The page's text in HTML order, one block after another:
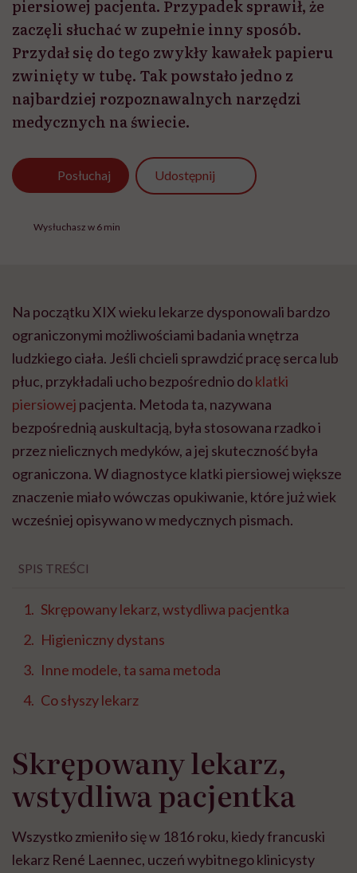
piersiowej pacjenta. Przypadek sprawił, że
zaczęli słuchać w zupełnie inny sposób.
Przydał się do tego zwykły kawałek papieru
zwinięty w tubę. Tak powstało jedno z
najbardziej rozpoznawalnych narzędzi
medycznych na świecie.
Posłuchaj Udostępnij
Wysłuchasz w 6 min
Na początku XIX wieku lekarze dysponowali bardzo
ograniczonymi możliwościami badania wnętrza
ludzkiego ciała. Jeśli chcieli sprawdzić pracę serca lub
płuc, przykładali ucho bezpośrednio doklatki
piersiowej pacjenta. Metoda ta, nazywana
bezpośrednią auskultacją, była stosowana rzadko i
przez nielicznych medyków, a jej skuteczność była
ograniczona. W diagnostyce klatki piersiowej większe
znaczenie miało wówczas opukiwanie, które już wiek
wcześniej opisywano w medycznych pismach.
SPIS TREŚCI
Skrępowany lekarz, wstydliwa pacjentka
Higieniczny dystans
Inne modele, ta sama metoda
Co słyszy lekarz
Skrępowany lekarz,
wstydliwa pacjentka
Wszystko zmieniło się w 1816 roku, kiedy francuski
lekarz René Laennec, uczeń wybitnego klinicysty